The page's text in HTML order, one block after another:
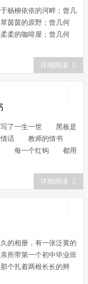
杨柳依依的河畔；曾几
茵茵的原野；曾几何
柔的咖啡屋；曾几何
那海阔天空的胸怀，都是
已久的气质，但是面处勾
的复杂的社会，我不得
，就是那多情的目光，
...
详细阅读
了一生一世 黑板是
情话 教师的情书
本 每一个红钩 都用
是一张张童稚的
写进崇高的理
...
详细阅读
的相册，有一张泛黄的
所带第一个初中毕业班
个扎着两根长长的辫